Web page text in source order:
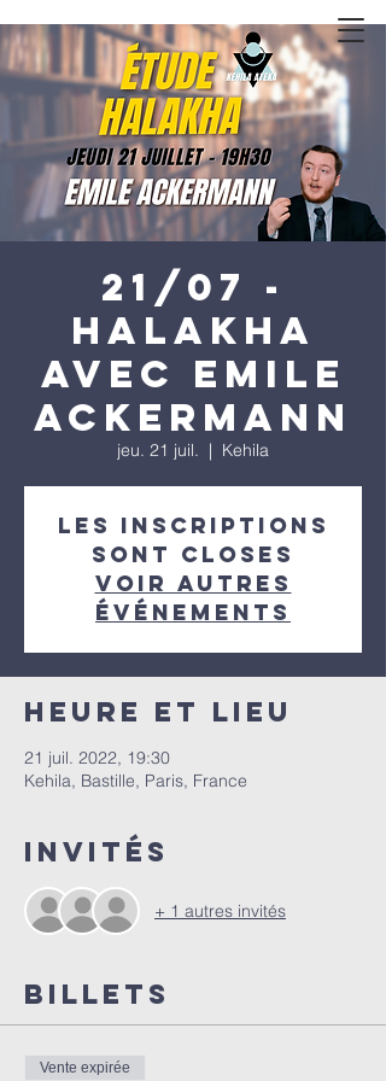
21/07 -
Halakha
avec Emile
Ackermann
jeu. 21 juil.
  |
Kehila
Les inscriptions
sont closes
Voir autres
événements
Heure et lieu
21 juil. 2022, 19:30
Kehila, Bastille, Paris, France
Invités
+ 1 autres invités
Billets
Vente expirée